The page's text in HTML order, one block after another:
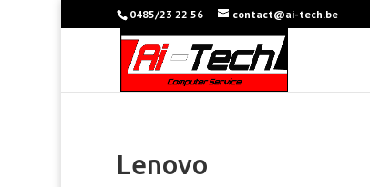
0485/23 22 56 contact@ai-tech.be
Lenovo